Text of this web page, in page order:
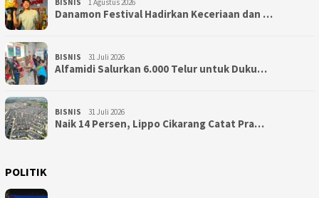
BISNIS 1 Agustus 2026
Danamon Festival Hadirkan Keceriaan dan …
BISNIS 31 Juli 2026
Alfamidi Salurkan 6.000 Telur untuk Duku…
BISNIS 31 Juli 2026
Naik 14 Persen, Lippo Cikarang Catat Pra…
POLITIK